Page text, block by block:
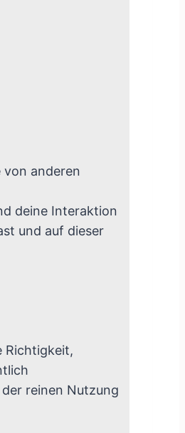
von anderen
deine Interaktion
und auf dieser
Richtigkeit,
reinen Nutzung